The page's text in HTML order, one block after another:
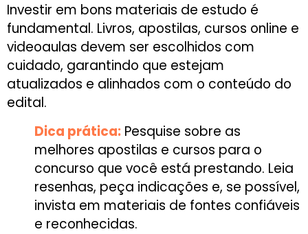
Investir em bons materiais de estudo é
fundamental. Livros, apostilas, cursos online e
videoaulas devem ser escolhidos com
cuidado, garantindo que estejam
atualizados e alinhados com o conteúdo do
edital.
Dica prática: Pesquise sobre as
melhores apostilas e cursos para o
concurso que você está prestando. Leia
resenhas, peça indicações e, se possível,
invista em materiais de fontes confiáveis
e reconhecidas.